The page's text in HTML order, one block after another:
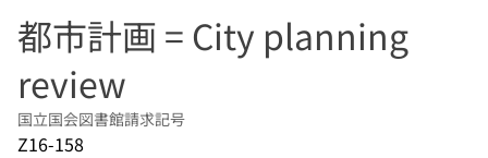
都市計画 = City planning
review
国立国会図書館請求記号
Z16-158